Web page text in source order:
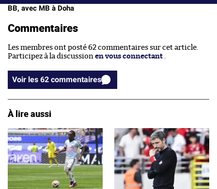
BB, avec MB à Doha
Commentaires
Les membres ont posté 62 commentaires sur cet article.
Participez à la discussion en vous connectant
Voir les 62 commentaires
À lire aussi